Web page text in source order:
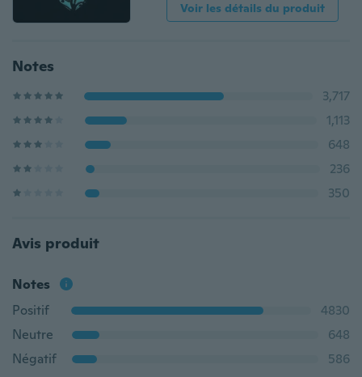
Voir les détails du produit
Notes
3,717
1,113
648
236
350
Avis produit
Notes
Positif
4830
Neutre
648
Négatif
586